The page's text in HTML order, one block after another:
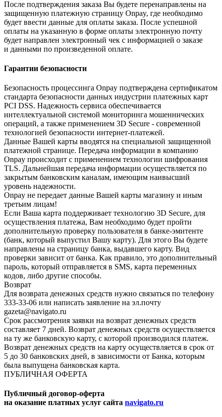
После подтверждения заказа Вы будете перенаправлены на
защищенную платежную страницу Onpay, где необходимо
будет ввести данные для оплаты заказа. После успешной
оплаты на указанную в форме оплаты электронную почту
будет направлен электронный чек с информацией о заказе
и данными по произведенной оплате.
Гарантии безопасности
Безопасность процессинга Onpay подтверждена сертификатом
стандарта безопасности данных индустрии платежных карт
PCI DSS. Надежность сервиса обеспечивается
интеллектуальной системой мониторинга мошеннических
операций, а также применением 3D Secure - современной
технологией безопасности интернет-платежей.
Данные Вашей карты вводятся на специальной защищенной
платежной странице. Передача информации в компанию
Onpay происходит с применением технологии шифрования
TLS. Дальнейшая передача информации осуществляется по
закрытым банковским каналам, имеющим наивысший
уровень надежности.
Onpay не передает данные Вашей карты магазину и иным
третьим лицам!
Если Ваша карта поддерживает технологию 3D Secure, для
осуществления платежа, Вам необходимо будет пройти
дополнительную проверку пользователя в банке-эмитенте
(банк, который выпустил Вашу карту). Для этого Вы будете
направлены на страницу банка, выдавшего карту. Вид
проверки зависит от банка. Как правило, это дополнительный
пароль, который отправляется в SMS, карта переменных
кодов, либо другие способы.
Возврат
Для возврата денежных средств нужно связаться по телефону
333-33-06 или написать заявление на эл.почту
gazeta@navigato.ru
Срок рассмотрения заявки на возврат денежных средств
составляет 7 дней. Возврат денежных средств осуществляется
на ту же банковскую карту, с которой производился платеж.
Возврат денежных средств на карту осуществляется в срок от
5 до 30 банковских дней, в зависимости от Банка, которым
была выпущена банковская карта.
ПУБЛИЧНАЯ ОФЕРТА
Публичный договор-оферта
на оказание платных услуг сайта navigato.ru